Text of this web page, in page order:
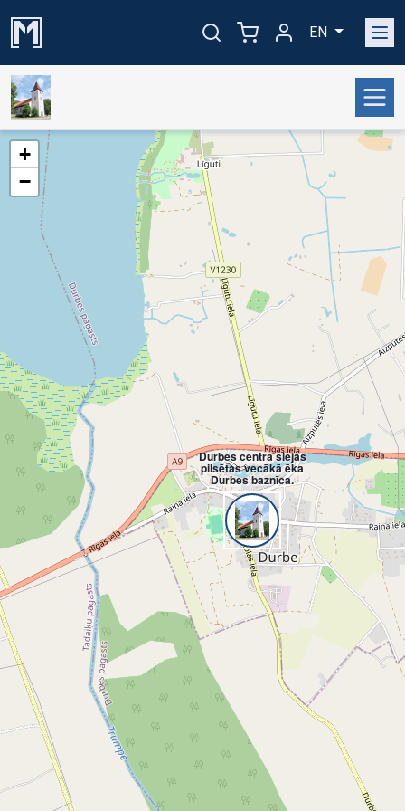
EN
Durbes centrā slejas
pilsētas vecākā ēka
Durbes baznīca.
+
−